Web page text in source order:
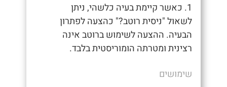
1. כאשר קיימת בעיה כלשהי, ניתן
לשאול "ניסית רוטב?" כהצעה לפתרון
הבעיה. ההצעה לשימוש ברוטב אינה
רצינית ומטרתה הומוריסטית בלבד.
שימושים